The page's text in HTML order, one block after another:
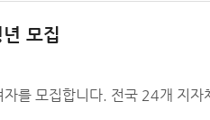
모집
를 모집합니다. 전국 24개 지